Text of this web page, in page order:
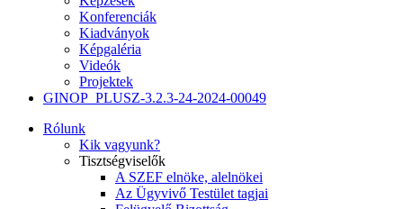
Konferenciák
Kiadványok
Képgaléria
Videók
Projektek
GINOP_PLUSZ-3.2.3-24-2024-00049
Rólunk
Kik vagyunk?
Tisztségviselők
A SZEF elnöke, alelnökei
Az Ügyvivő Testület tagjai